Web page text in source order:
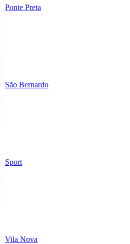
Ponte Preta
São Bernardo
Sport
Vila Nova